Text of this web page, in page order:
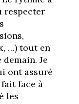
respecter
…) tout en
Je
ont assuré
face à
les